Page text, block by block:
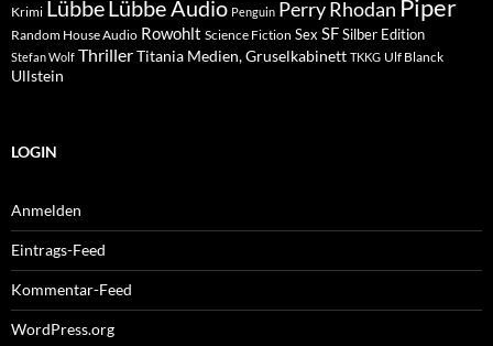
Krimi LübbeLübbe Audio Penguin Perry Rhodan Piper
Random House Audio Rowohlt Science Fiction Sex SFSilber Edition
Stefan Wolf ThrillerTitania Medien, Gruselkabinett TKKG Ulf Blanck
Ullstein
LOGIN
Anmelden
Eintrags-Feed
Kommentar-Feed
WordPress.org